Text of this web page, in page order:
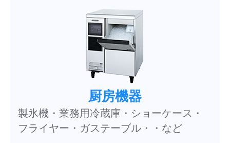
厨房機器
製氷機・業務用冷蔵庫・ショーケース・
フライヤー・ガステーブル・・など